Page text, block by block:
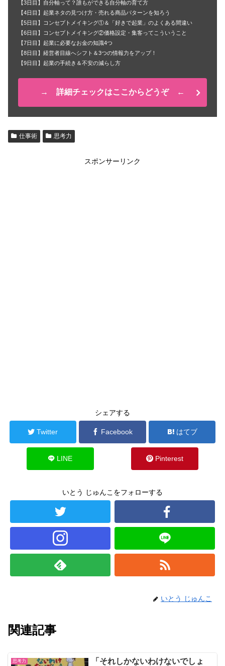
【3日目】自分軸って？誰もができる自分軸の育て方
【4日目】起業ネタの見つけ方・売れる商品パターンを知ろう
【5日目】コンセプトメイキング①＆「好きで起業」のよくある間違い
【6日目】コンセプトメイキング②価格設定・集客ってこういうこと
【7日目】起業に必要なお金の知識4つ
【8日目】経営者目線へシフト＆3つの情報力をアップ！
【9日目】起業の手続き＆不安の減らし方
→ 詳細チェックはここからどうぞ ←
仕事術 思考力
スポンサーリンク
シェアする
Twitter Facebook はてブ
LINE Pinterest
いとう じゅんこをフォローする
いとう じゅんこ
関連記事
思考力
「それしかないわけないでしょ